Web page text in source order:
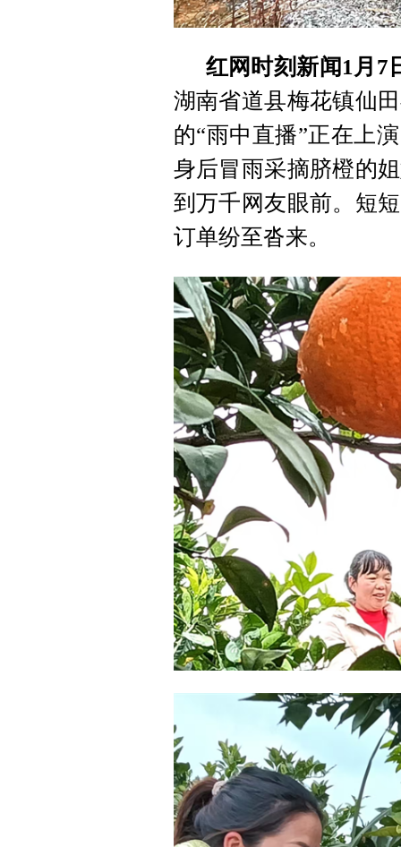
红网时刻新闻1月7
湖南省道县梅花镇仙
的“雨中直播”正在上
身后冒雨采摘脐橙的
到万千网友眼前。短
订单纷至沓来。